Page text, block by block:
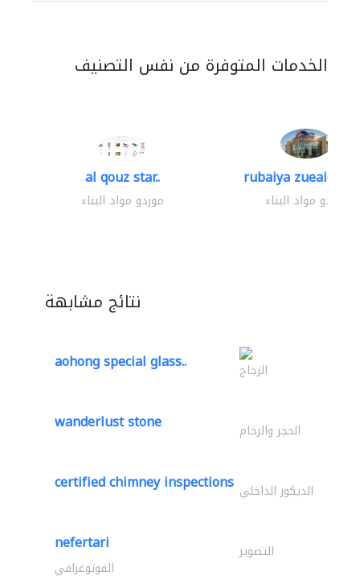
الخدمات المتوفرة من نفس التصنيف
al qouz star..
موردو مواد البناء
rubaiya zueaid
موردو مواد البناء
نتائج مشابهة
aohong special glass.. الزجاج
wanderlust stone الحجر والرخام
certified chimney inspections الديكور الداخلي
nefertari التصوير
الفوتوغرافي